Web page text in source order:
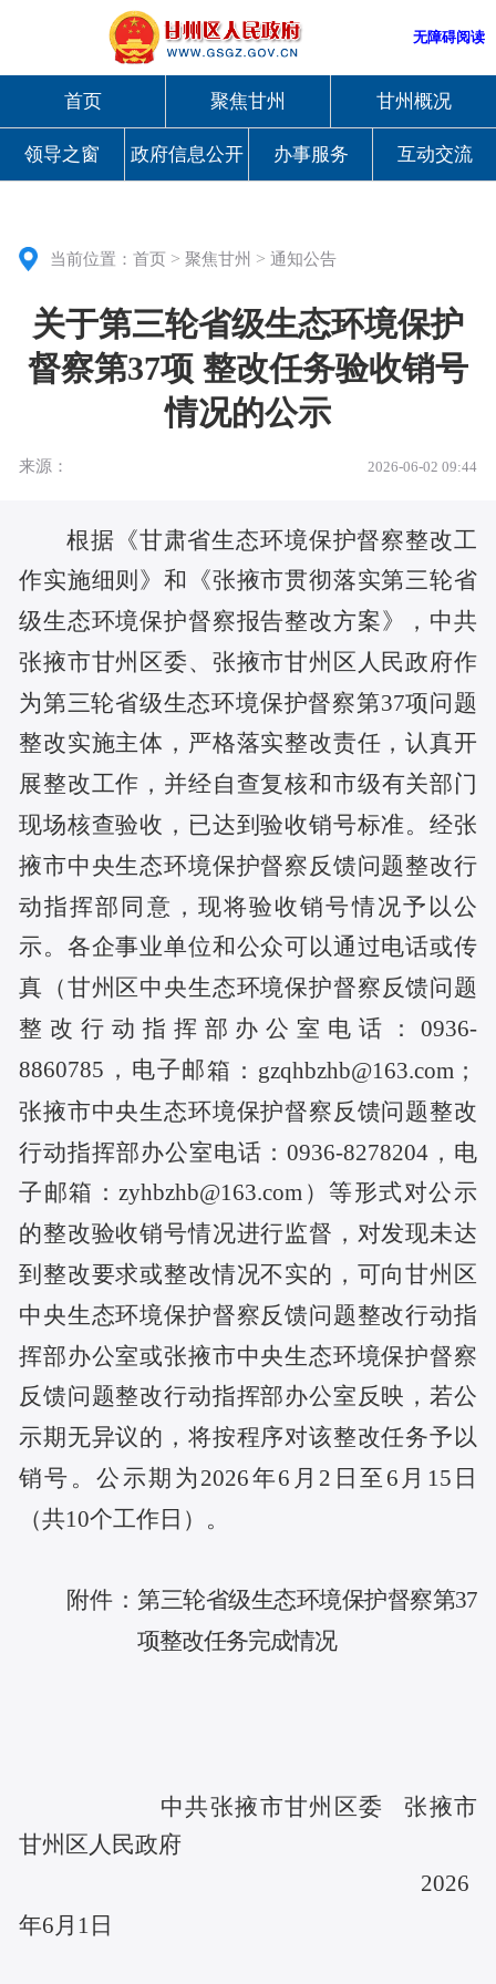
无障碍阅读
首页 聚焦甘州 甘州概况
领导之窗 政府信息公开 办事服务 互动交流
当前位置：首页 >聚焦甘州 >通知公告
关于第三轮省级生态环境保护
督察第37项 整改任务验收销号
情况的公示
来源： 2026-06-02 09:44
根据《甘肃省生态环境保护督察整改工
作实施细则》和《张掖市贯彻落实第三轮省
级生态环境保护督察报告整改方案》， 中共
张掖市甘州区委、张掖市甘州区人民政府作
为第三轮省级生态环境保护督察第37项问题
整改实施主体，严格落实整改责任，认真开
展整改工作，并经自查复核和市级有关部门
现场核查验收，已达到验收销号标准。经张
掖市中央生态环境保护督察反馈问题整改行
动指挥部 同意，现将验收销号情况予以公
示。各企事业单位和公众可以通过电话或传
真 （甘州区中央生态环境保护督察反馈问题
整改行动指挥部办公室 电话 ： 0936-
8860785 ，电子邮箱： gzqhbzhb@163.com；
张掖市中央生态环境保护督察反馈问题整改
行动指挥部办公室电话： 0936-8278204，电
子邮箱：zyhbzhb@163.com）等形式对公示
的整改验收销号情况进行监督，对发现未达
到整改要求或整改情况不实的，可向甘州区
中央生态环境保护督察反馈问题整改行动指
挥部办公室或张掖市中央生态环境保护督察
反馈问题整改行动指挥部办公室反映，若公
示期无异议的，将按程序对该整改任务予以
销号。公示期为2026年6月2日至6月15日
（共10个工作日）。
附件：第三轮省级生态环境保护督察第37
项整改任务完成情况
中共张掖市甘州区委
张掖市
甘州区人民政府
2026
年6月 1 日